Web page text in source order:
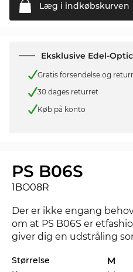
Læg i indkøbskurven
Eksklusive Edel-
Gratis forsendelse og
30 dages returret
Køb på konto
PS B06S
1BO08R
Der er ikke engang
om at PS B06S er
giver dig en udstråling
Størrelse M